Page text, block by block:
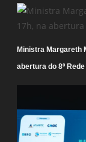
Ministra Margareth
abertura do 8º